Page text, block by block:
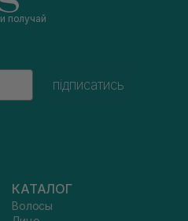
и получай
підписатись
КАТАЛОГ
Волосы